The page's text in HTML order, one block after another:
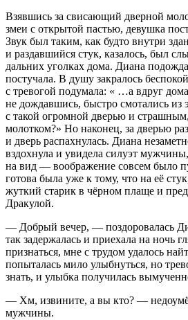
Взявшись за свисающий дверной
змеи с открытой пастью, девушка
Звук был таким, как будто внутри
и раздавшийся стук, казалось, был
дальних уголках дома. Диана
постучала. В душу закралось
с тревогой подумала: « …а вдруг
не дождавшись, быстро смотались из
с такой огромной дверью и
молотком?» Но наконец, за дверью
и дверь распахнулась. Диана
вздохнула и увидела силуэт
на вид — воображение совсем было
готова была уже к тому, что на её
жуткий старик в чёрном плаще и
Дракулой.
— Добрый вечер, — поздоровалась
так задержалась и приехала на ночь
признаться, мне с трудом удалось
попыталась мило улыбнуться, но
знать, и улыбка получилась
— Хм, извините, а вы кто? —
мужчины.